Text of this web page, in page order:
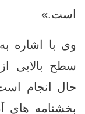
است.»
وی با اشاره
سطح بالایی
حال انجام
بخشنامه ‌های